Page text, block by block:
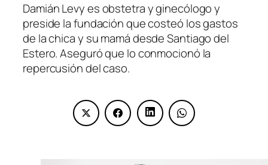
Damián Levy es obstetra y ginecólogo y
preside la fundación que costeó los gastos
de la chica y su mamá desde Santiago del
Estero. Aseguró que lo conmocionó la
repercusión del caso.